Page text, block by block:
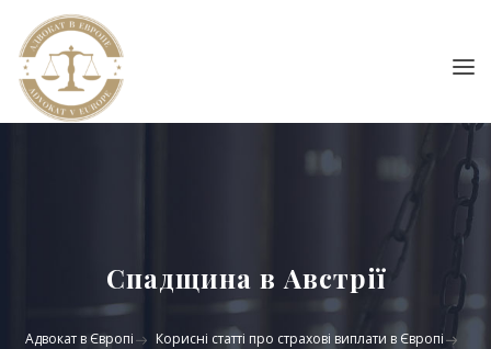
Спадщина в Австрії
Адвокат в Європі
Корисні статті про страхові виплати в Європі